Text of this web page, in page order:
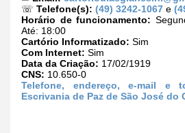
☏ Telefone(s): (49) 3242-1067 e
Horário de funcionamento:
Até: 18:00
Cartório Informatizado: Sim
Com Internet: Sim
Data da Criação: 17/02/1919
CNS: 10.650-0
Telefone, endereço, e-mail e
Escrivania de Paz de São José do